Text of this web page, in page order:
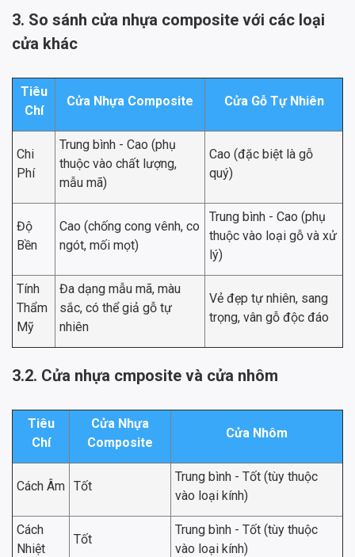
3. So sánh cửa nhựa composite với các loại
cửa khác
Tiêu
Chí
Cửa Nhựa Composite Cửa Gỗ Tự Nhiên
Chi
Phí
Trung bình - Cao (phụ
thuộc vào chất lượng,
mẫu mã)
Cao (đặc biệt là gỗ
quý)
Độ
Bền
Cao (chống cong vênh, co
ngót, mối mọt)
Trung bình - Cao (phụ
thuộc vào loại gỗ và xử
lý)
Tính
Thẩm
Mỹ
Đa dạng mẫu mã, màu
sắc, có thể giả gỗ tự
nhiên
Vẻ đẹp tự nhiên, sang
trọng, vân gỗ độc đáo
3.2. Cửa nhựa cmposite và cửa nhôm
Tiêu
Chí
Cửa Nhựa
Composite
Cửa Nhôm
Cách Âm Tốt
Trung bình - Tốt (tùy thuộc
vào loại kính)
Cách
Nhiệt
Tốt
Trung bình - Tốt (tùy thuộc
vào loại kính)